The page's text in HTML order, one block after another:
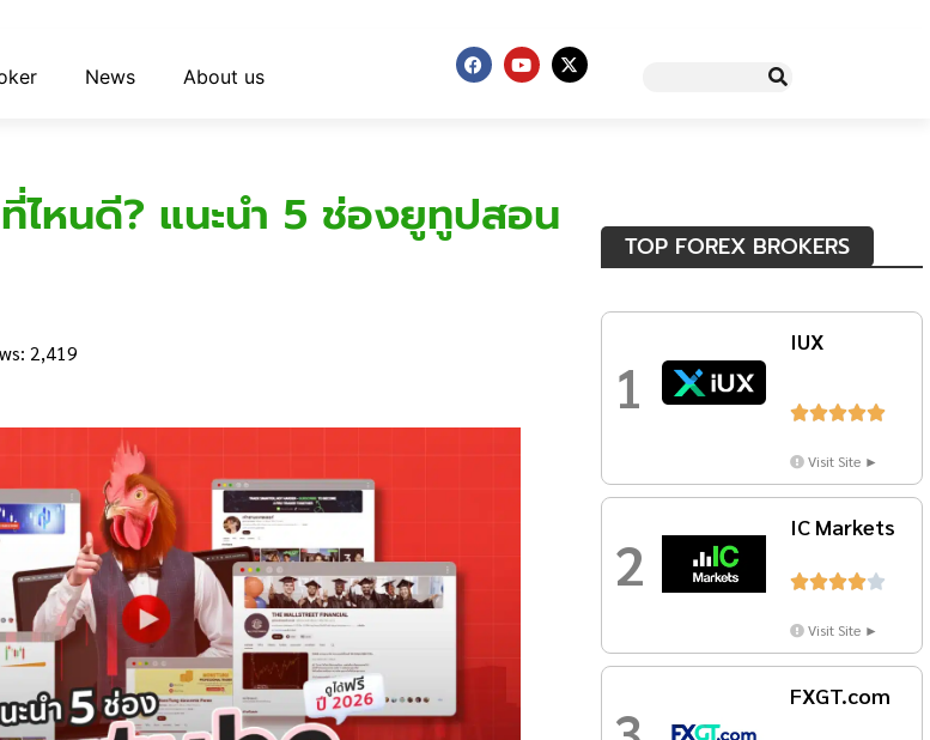
News About us
ไหนดี? แนะนำ 5 ช่องยูทูปสอน
2,419
TOP FOREX BROKERS
1
IUX

Visit Site ►
2
IC Markets

Visit Site ►
FXGT.com